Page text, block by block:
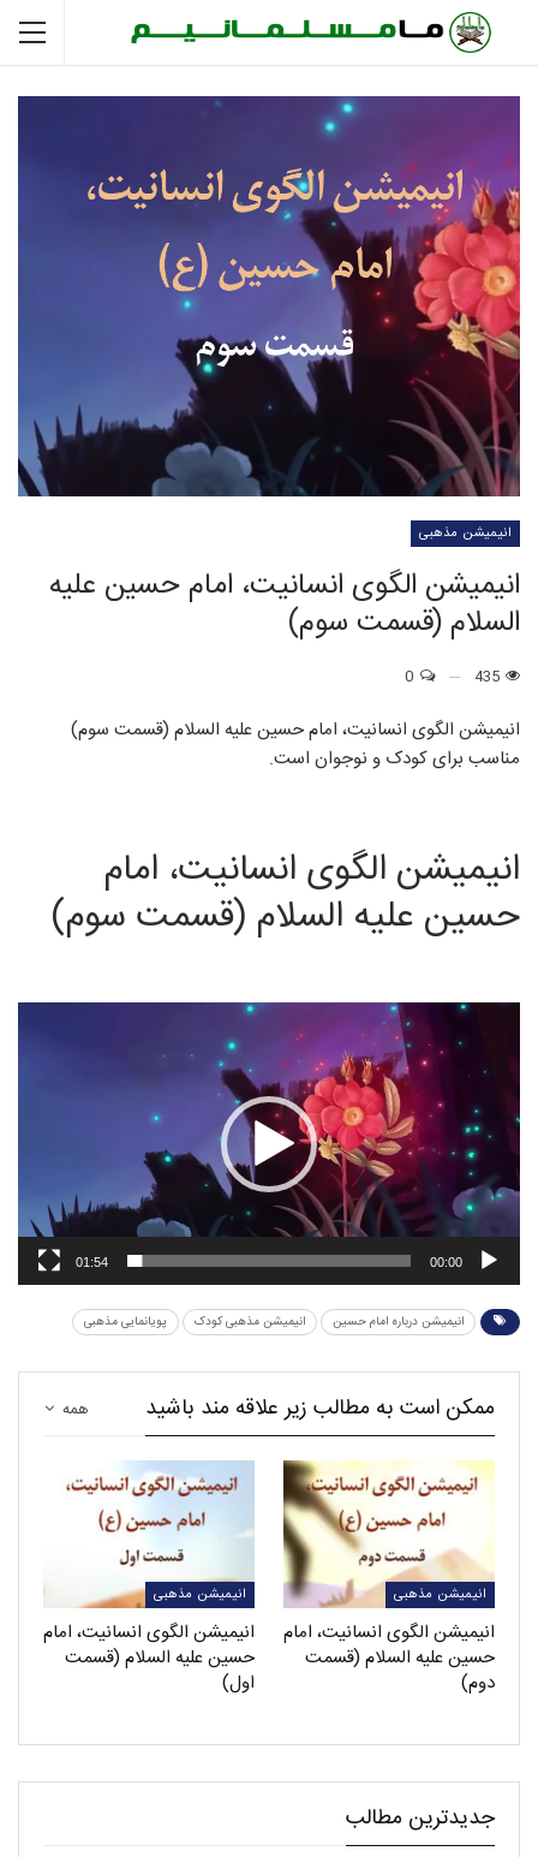
انیمیشن مذهبی
انیمیشن الگوی انسانیت، امام حسین علیه
السلام (قسمت سوم)
انیمیشن الگوی انسانیت، امام حسین علیه السلام (قسمت سوم)
مناسب برای کودک و نوجوان است.
انیمیشن الگوی انسانیت، امام
حسین علیه السلام (قسمت سوم)
نمایشگر
00:00
01:54
انیمیشن درباره امام حسین انیمیشن مذهبی کودک پویانمایی مذهبی
همه ممکن است به مطالب زیر علاقه مند باشید
انیمیشن مذهبی
انیمیشن الگوی انسانیت، امام
حسین علیه السلام (قسمت
دوم)
انیمیشن مذهبی
انیمیشن الگوی انسانیت، امام
حسین علیه السلام (قسمت
اول)
جدیدترین مطالب